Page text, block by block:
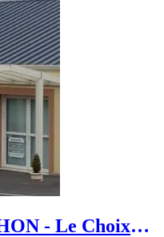
- Le Choix